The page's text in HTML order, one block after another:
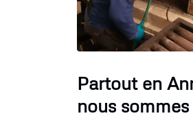
Partout en
nous